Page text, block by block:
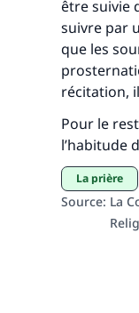
être suivie
suivre par
que les
récitation,
Pour le
l’habitude
La prière
Source: La